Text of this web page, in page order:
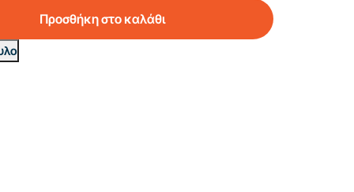
Προσθήκη στο καλάθι